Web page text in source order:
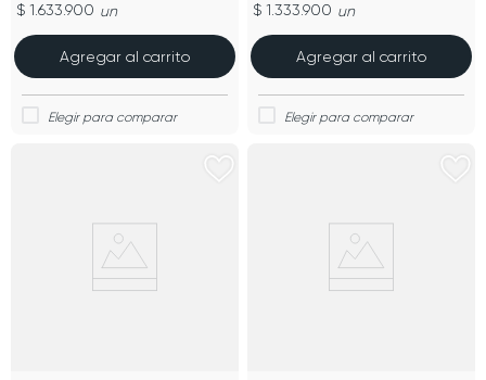
$ 1.633.900 un
Agregar al carrito
$ 1.333.900 un
Agregar al carrito